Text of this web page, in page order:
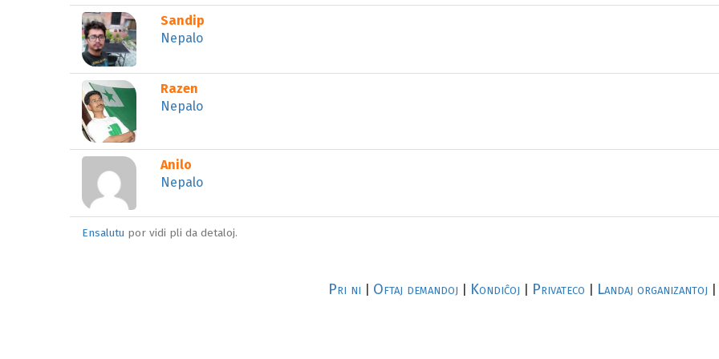
LOĜEJO
Profilo:
Sandip
Adreso:
Nepalo
LOĜEJO
Profilo:
Razen
Adreso:
Nepalo
LOĜEJO
Profilo:
Anilo
Adreso:
Nepalo
Ensalutu por vidi pli da detaloj.
Pri ni Oftaj demandoj Kondiĉoj Privateco Landaj organizantoj